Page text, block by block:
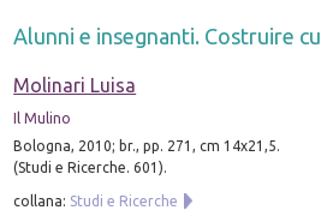
Alunni e insegnanti. Costruire
Molinari Luisa
Il Mulino
Bologna, 2010; br., pp. 271, cm 14x21,5.
(Studi e Ricerche. 601).
collana: Studi e Ricerche